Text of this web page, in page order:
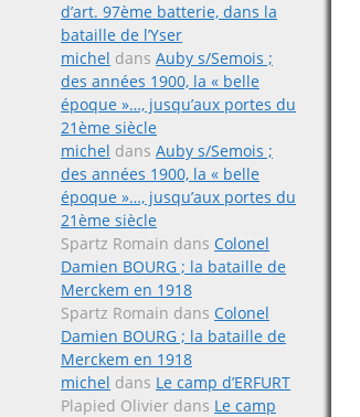
d’art. 97ème batterie, dans la
bataille de l’Yser
michel dans Auby s/Semois ;
des années 1900, la « belle
époque »…, jusqu’aux portes du
21ème siècle
michel dans Auby s/Semois ;
des années 1900, la « belle
époque »…, jusqu’aux portes du
21ème siècle
Spartz Romain dans Colonel
Damien BOURG ; la bataille de
Merckem en 1918
Spartz Romain dans Colonel
Damien BOURG ; la bataille de
Merckem en 1918
michel dans Le camp d’ERFURT
Plapied Olivier dans Le camp